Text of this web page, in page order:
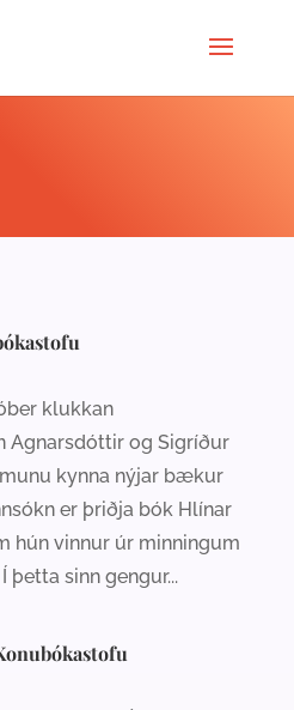
klukkan
Agnarsdóttir og Sigríður
kynna nýjar bækur
er þriðja bók Hlínar
hún vinnur úr minningum
þetta sinn gengur...